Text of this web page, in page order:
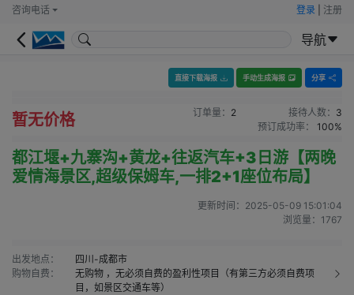
咨询电话 登录 注册
导航
直接下载海报 手动生成海报 分享
暂无价格 订单量： 2 接待人数： 3
预订成功率：
100%
都江堰+九寨沟+黄龙+往返汽车+3日游【两晚
爱情海景区,超级保姆车,一排2+1座位布局】
更新时间： 2025-05-09 15:01:04
浏览量： 1767
出发地点：
四川-成都市
购物自费：
无购物 ，无必须自费的盈利性项目（有第三方必须自费项
目，如景区交通车等）